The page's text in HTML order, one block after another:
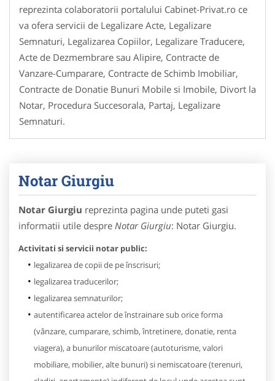
reprezinta colaboratorii portalului Cabinet-Privat.ro ce
va ofera servicii de Legalizare Acte, Legalizare
Semnaturi, Legalizarea Copiilor, Legalizare Traducere,
Acte de Dezmembrare sau Alipire, Contracte de
Vanzare-Cumparare, Contracte de Schimb Imobiliar,
Contracte de Donatie Bunuri Mobile si Imobile, Divort la
Notar, Procedura Succesorala, Partaj, Legalizare
Semnaturi.
Notar Giurgiu
Notar Giurgiu reprezinta pagina unde puteti gasi
informatii utile despre Notar Giurgiu: Notar Giurgiu.
Activitati si servicii notar public:
legalizarea de copii de pe înscrisuri;
legalizarea traducerilor;
legalizarea semnaturilor;
autentificarea actelor de înstrainare sub orice forma
(vânzare, cumparare, schimb, întretinere, donatie, renta
viagera), a bunurilor miscatoare (autoturisme, valori
mobiliare, mobilier, alte bunuri) si nemiscatoare (terenuri,